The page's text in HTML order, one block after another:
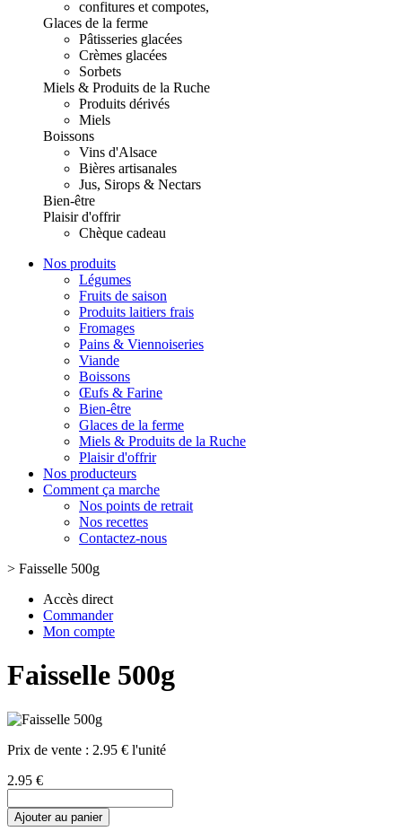
confitures et compotes,
Glaces de la ferme
Pâtisseries glacées
Crèmes glacées
Sorbets
Miels & Produits de la Ruche
Produits dérivés
Miels
Boissons
Vins d'Alsace
Bières artisanales
Jus, Sirops & Nectars
Bien-être
Plaisir d'offrir
Chèque cadeau
Nos produits
Légumes
Fruits de saison
Produits laitiers frais
Fromages
Pains & Viennoiseries
Viande
Boissons
Œufs & Farine
Bien-être
Glaces de la ferme
Miels & Produits de la Ruche
Plaisir d'offrir
Nos producteurs
Comment ça marche
Nos points de retrait
Nos recettes
Contactez-nous
> Faisselle 500g
Accès direct
Commander
Mon compte
Faisselle 500g
Prix de vente : 2.95 € l'unité
2.95 €
Ajouter au panier